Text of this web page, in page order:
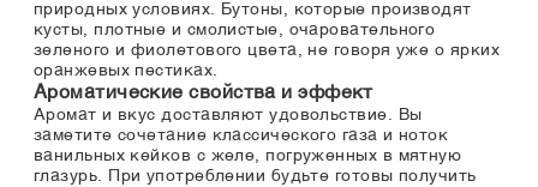
природных условиях. Бутоны, которые производят
кусты, плотные и смолистые, очаровательного
зеленого и фиолетового цвета, не говоря уже о ярких
оранжевых пестиках.
Ароматические свойства и эффект
Аромат и вкус доставляют удовольствие. Вы
заметите сочетание классического газа и ноток
ванильных кейков с желе, погруженных в мятную
глазурь. При употреблении будьте готовы получить